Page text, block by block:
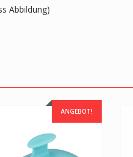
Abbildung)
ANGEBOT!